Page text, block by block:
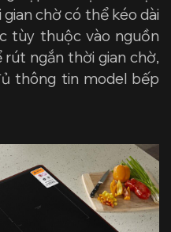
chờ có thể kéo dài
tùy thuộc vào nguồn
ngắn thời gian chờ,
thông tin model bếp